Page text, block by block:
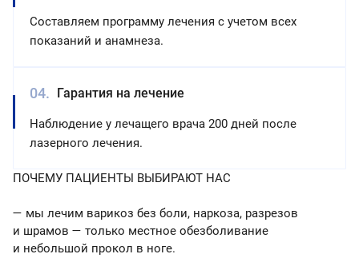
Составляем программу лечения с учетом всех
показаний и анамнеза.
Гарантия на лечение
Наблюдение у лечащего врача 200 дней после
лазерного лечения.
ПОЧЕМУ ПАЦИЕНТЫ ВЫБИРАЮТ НАС
— мы лечим варикоз без боли, наркоза, разрезов
и шрамов — только местное обезболивание
и небольшой прокол в ноге.